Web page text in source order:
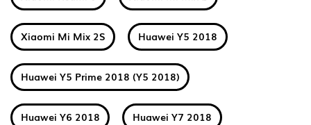
Xiaomi Mi Mix 2S Huawei Y5 2018
Huawei Y5 Prime 2018 (Y5 2018)
Huawei Y6 2018 Huawei Y7 2018